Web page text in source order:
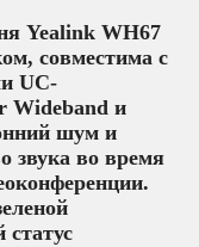
Yealink WH67
совместима с
UC-
Wideband и
шум и
звука во время
статус